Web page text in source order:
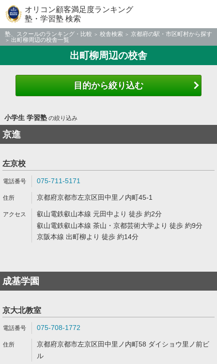
オリコン顧客満足度ランキング
塾・学習塾 検索
塾、スクールのランキング・比較 校舎検索
京都府の駅・市区町村から探す
出町柳周辺の校舎一覧
出町柳周辺の校舎
目的から絞り込む
小学生 学習塾の絞り込み
京進
左京校
075-711-5171
京都府京都市左京区田中里ノ内町45-1
叡山電鉄叡山本線 元田中より 徒歩 約2分
叡山電鉄叡山本線 茶山・京都芸術大学より 徒歩 約9分
京阪本線 出町柳より 徒歩 約14分
成基学園
京大北教室
075-708-1772
京都府京都市左京区田中里ノ内町58 ダイショウ里ノ前ビ
ル